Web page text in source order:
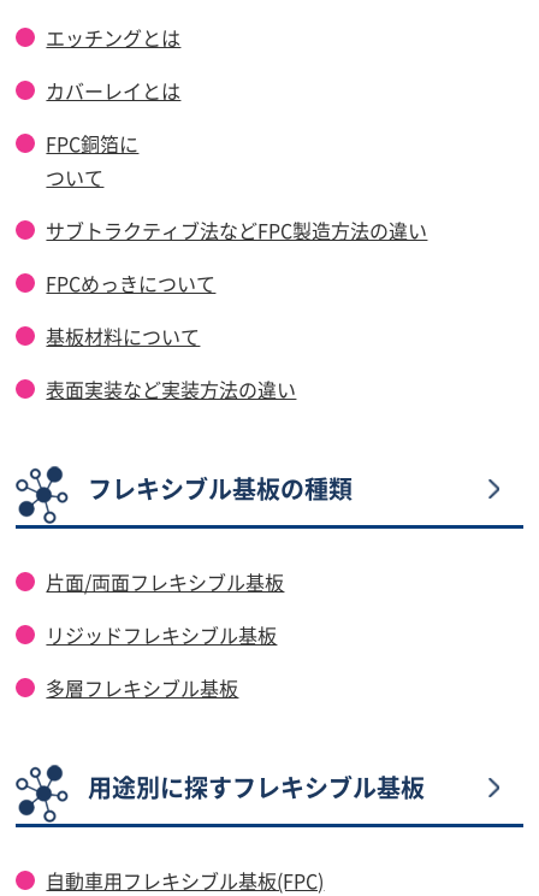
エッチングとは
カバーレイとは
FPC銅箔に
ついて
サブトラクティブ法などFPC製造方法の違い
FPCめっきについて
基板材料について
表面実装など実装方法の違い
フレキシブル基板の種類
片面/両面フレキシブル基板
リジッドフレキシブル基板
多層フレキシブル基板
用途別に探すフレキシブル基板
自動車用フレキシブル基板(FPC)